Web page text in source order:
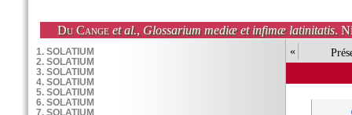
Du Cange et al., Glossarium mediæ et infimæ latinitatis.
«